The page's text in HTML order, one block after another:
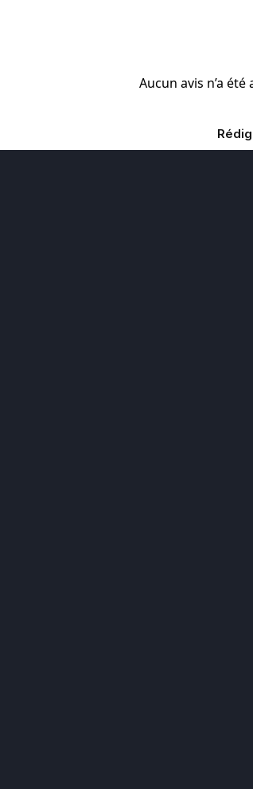
Aucun avis n’a